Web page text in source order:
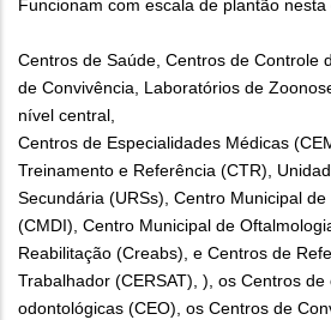
Funcionam com escala de plantão
Centros de Saúde, Centros de Controle
de Convivência, Laboratórios de
nível central,
Centros de Especialidades Médicas
Treinamento e Referência (CTR),
Secundária (URSs), Centro Municipal
(CMDI), Centro Municipal de
Reabilitação (Creabs), e Centros de
Trabalhador (CERSAT), ), os Centros de
odontológicas (CEO), os Centros de